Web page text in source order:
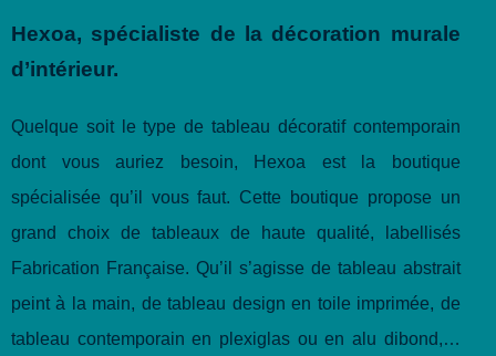
Hexoa, spécialiste de la décoration murale
d’intérieur.
Quelque soit le type de tableau décoratif contemporain
dont vous auriez besoin, Hexoa est la boutique
spécialisée qu’il vous faut. Cette boutique propose un
grand choix de tableaux de haute qualité, labellisés
Fabrication Française. Qu’il s’agisse de tableau abstrait
peint à la main, de tableau design en toile imprimée, de
tableau contemporain en plexiglas ou en alu dibond,…